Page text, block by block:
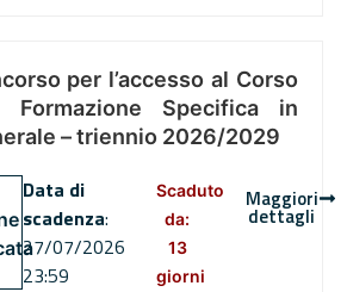
per l’accesso al Corso
Formazione Specifica in
– triennio 2026/2029
Data di
scadenza:
27/07/2026
23:59
Scaduto
da:
13
giorni
Maggiori
dettagli